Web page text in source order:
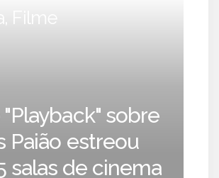
Filme
sobre
Paião estreou
salas de cinema